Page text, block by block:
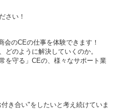
さい！
会のCEの仕事を体験できます！
どのように解決していくのか。
を守る」CEの、様々なサポート業
き合い"をしたいと考え続けていま